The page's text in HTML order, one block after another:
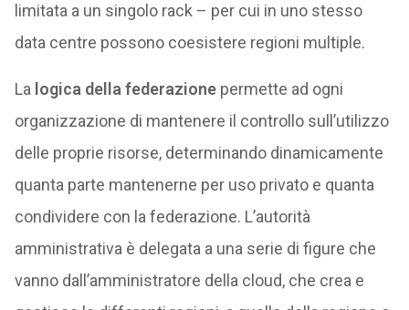
limitata a un singolo rack – per cui in uno stesso
data centre possono coesistere regioni multiple.
La logica della federazionepermette ad ogni
organizzazione di mantenere il controllo sull’utilizzo
delle proprie risorse, determinando dinamicamente
quanta parte mantenerne per uso privato e quanta
condividere con la federazione. L’autorità
amministrativa è delegata a una serie di figure che
vanno dall’amministratore della cloud, che crea e